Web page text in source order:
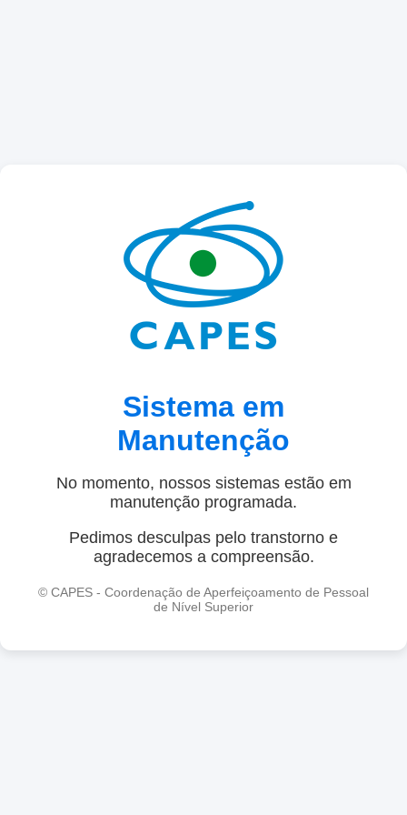
Sistema em
Manutenção
No momento, nossos sistemas estão em
manutenção programada.
Pedimos desculpas pelo transtorno e
agradecemos a compreensão.
© CAPES - Coordenação de Aperfeiçoamento de Pessoal
de Nível Superior